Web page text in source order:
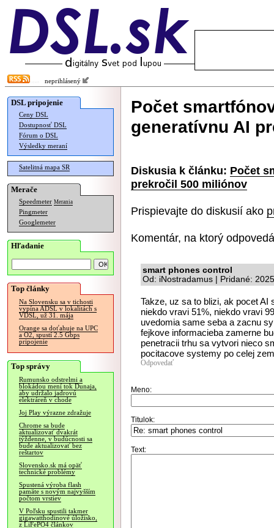
neprihlásený
DSL pripojenie
Ceny DSL
Dostupnosť DSL
Fórum o DSL
Výsledky meraní
Satelitná mapa SR
Merače
Speedmeter Merania
Pingmeter
Googlemeter
Hľadanie
Top články
Na Slovensku sa v tichosti
vypína ADSL v lokalitách s
VDSL, už 31. mája
Orange sa doťahuje na UPC
a O2, spustí 2.5 Gbps
pripojenie
Top správy
Rumunsko odstrelmi a
blokádou mení tok Dunaja,
aby udržalo jadrovú
elektráreň v chode
Joj Play výrazne zdražuje
Chrome sa bude
aktualizovať dvakrát
týždenne, v budúcnosti sa
bude aktualizovať bez
reštartov
Slovensko.sk má opäť
technické problémy
Spustená výroba flash
pamäte s novým najvyšším
počtom vrstiev
V Poľsku spustili takmer
gigawatthodinové úložisko,
z LiFePO4 článkov
Počet
generatívnu AI
Diskusia k článku: Počet
prekročil 500 miliónov
Prispievajte do diskusií ako
Komentár, na ktorý
smart phones control
Od: iNostradamus | Pridané:
Takze, uz sa to blizi, ak pocet AI
niekdo vravi 51%, niekdo vravi
uvedomia same seba a zacnu
fejkove informacieba zamerne
penetracii trhu sa vytvori nieco
pocitacove systemy po celej
Odpovedať
Meno:
Titulok:
Text: